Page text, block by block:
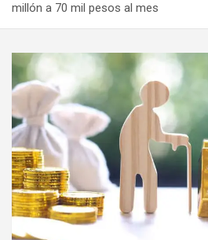
millón a 70 mil pesos al mes